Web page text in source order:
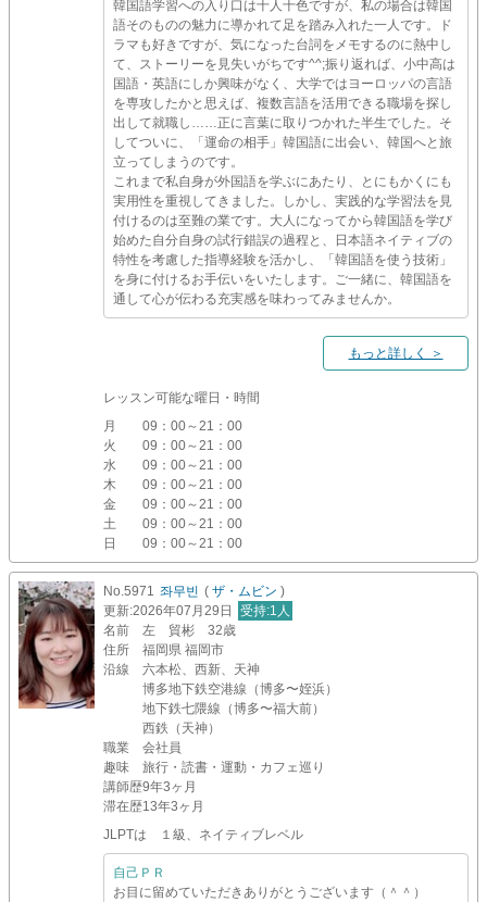
韓国語学習への入り口は十人十色ですが、私の場合は韓国
語そのものの魅力に導かれて足を踏み入れた一人です。ド
ラマも好きですが、気になった台詞をメモするのに熱中し
て、ストーリーを見失いがちです^^;振り返れば、小中高は
国語・英語にしか興味がなく、大学ではヨーロッパの言語
を専攻したかと思えば、複数言語を活用できる職場を探し
出して就職し……正に言葉に取りつかれた半生でした。そ
してついに、「運命の相手」韓国語に出会い、韓国へと旅
立ってしまうのです。
これまで私自身が外国語を学ぶにあたり、とにもかくにも
実用性を重視してきました。しかし、実践的な学習法を見
付けるのは至難の業です。大人になってから韓国語を学び
始めた自分自身の試行錯誤の過程と、日本語ネイティブの
特性を考慮した指導経験を活かし、「韓国語を使う技術」
を身に付けるお手伝いをいたします。ご一緒に、韓国語を
通して心が伝わる充実感を味わってみませんか。
もっと詳しく ＞
レッスン可能な曜日・時間
月
09：00～21：00
火
09：00～21：00
水
09：00～21：00
木
09：00～21：00
金
09：00～21：00
土
09：00～21：00
日
09：00～21：00
No.5971 좌무빈 ( ザ・ムビン )
更新:2026年07月29日 受持:1人
名前
左 貿彬 32歳
住所
福岡県 福岡市
沿線
六本松、西新、天神
博多地下鉄空港線（博多〜姪浜）
地下鉄七隈線（博多〜福大前）
西鉄（天神）
職業
会社員
趣味
旅行・読書・運動・カフェ巡り
講師歴9年3ヶ月
滞在歴13年3ヶ月
JLPTは １級、ネイティブレベル
自己ＰＲ
お目に留めていただきありがとうございます（＾＾）